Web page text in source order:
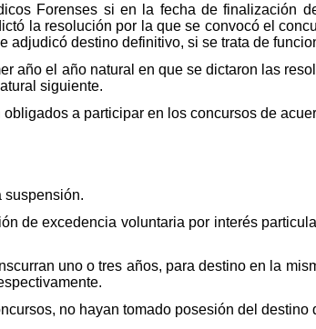
Forenses si en la fecha de finalización
la resolución por la que se convocó el
adjudicó destino definitivo, si se trata de
año el año natural en que se dictaron las
siguiente.
a participar en los concursos de
suspensión.
de excedencia voluntaria por interés
uno o tres años, para destino en la
no hayan tomado posesión del destino